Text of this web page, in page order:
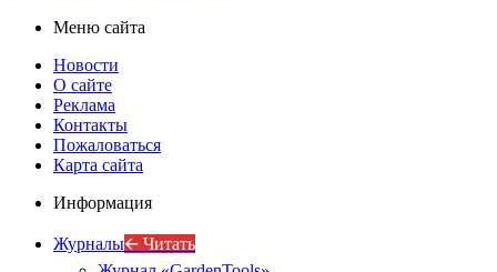
Меню сайта
Новости
О сайте
Реклама
Контакты
Пожаловаться
Карта сайта
Информация
Журналы🡨 Читать